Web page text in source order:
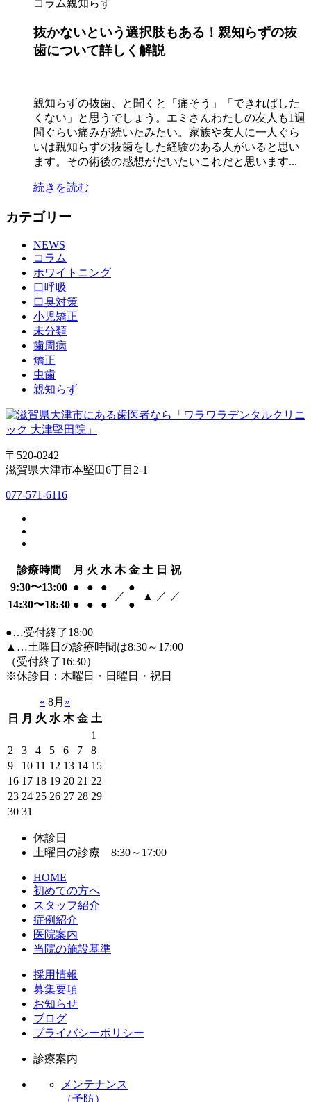
コラム親知らず
抜かないという選択肢もある！親知らずの抜
歯について詳しく解説
親知らずの抜歯、と聞くと「痛そう」「できればした
くない」と思うでしょう。エミさんわたしの友人も1週
間ぐらい痛みが続いたみたい。家族や友人に一人ぐら
いは親知らずの抜歯をした経験のある人がいると思い
ます。その術後の感想がだいたいこれだと思います...
続きを読む
カテゴリー
NEWS
コラム
ホワイトニング
口呼吸
口臭対策
小児矯正
未分類
歯周病
矯正
虫歯
親知らず
〒520-0242
滋賀県大津市本堅田6丁目2-1
077-571-6116
診療時間 月 火 水 木 金 土 日 祝
9:30〜13:00 ● ● ●
／
●
▲ ／ ／
14:30〜18:30 ● ● ● ●
●…受付終了18:00
▲…土曜日の診療時間は8:30～17:00
（受付終了16:30）
※休診日：木曜日・日曜日・祝日
« 8月 »
日 月 火 水 木 金 土
1
2
3 4 5 6 7
8
9
10 11 12 13 14 15
16 17 18 19 20 21 22
23 24 25 26 27 28 29
30 31
休診日
土曜日の診療 8:30～17:00
HOME
初めての方へ
スタッフ紹介
症例紹介
医院案内
当院の施設基準
採用情報
募集要項
お知らせ
ブログ
プライバシーポリシー
診療案内
メンテナンス
（予防）